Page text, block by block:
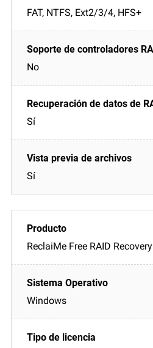
FAT, NTFS, Ext2/3/4, HFS+
No
Sí
Sí
ReclaiMe Free RAID Recovery
Windows